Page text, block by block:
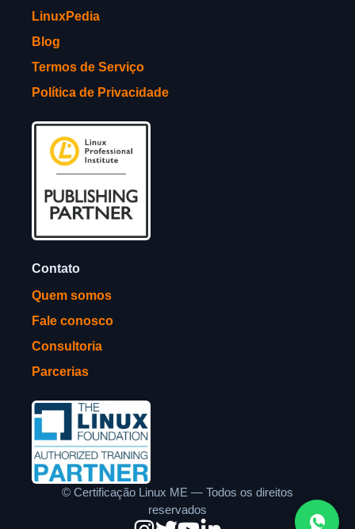
LinuxPedia
Blog
Termos de Serviço
Política de Privacidade
Contato
Quem somos
Fale conosco
Consultoria
Parcerias
© Certificação Linux ME — Todos os direitos
reservados